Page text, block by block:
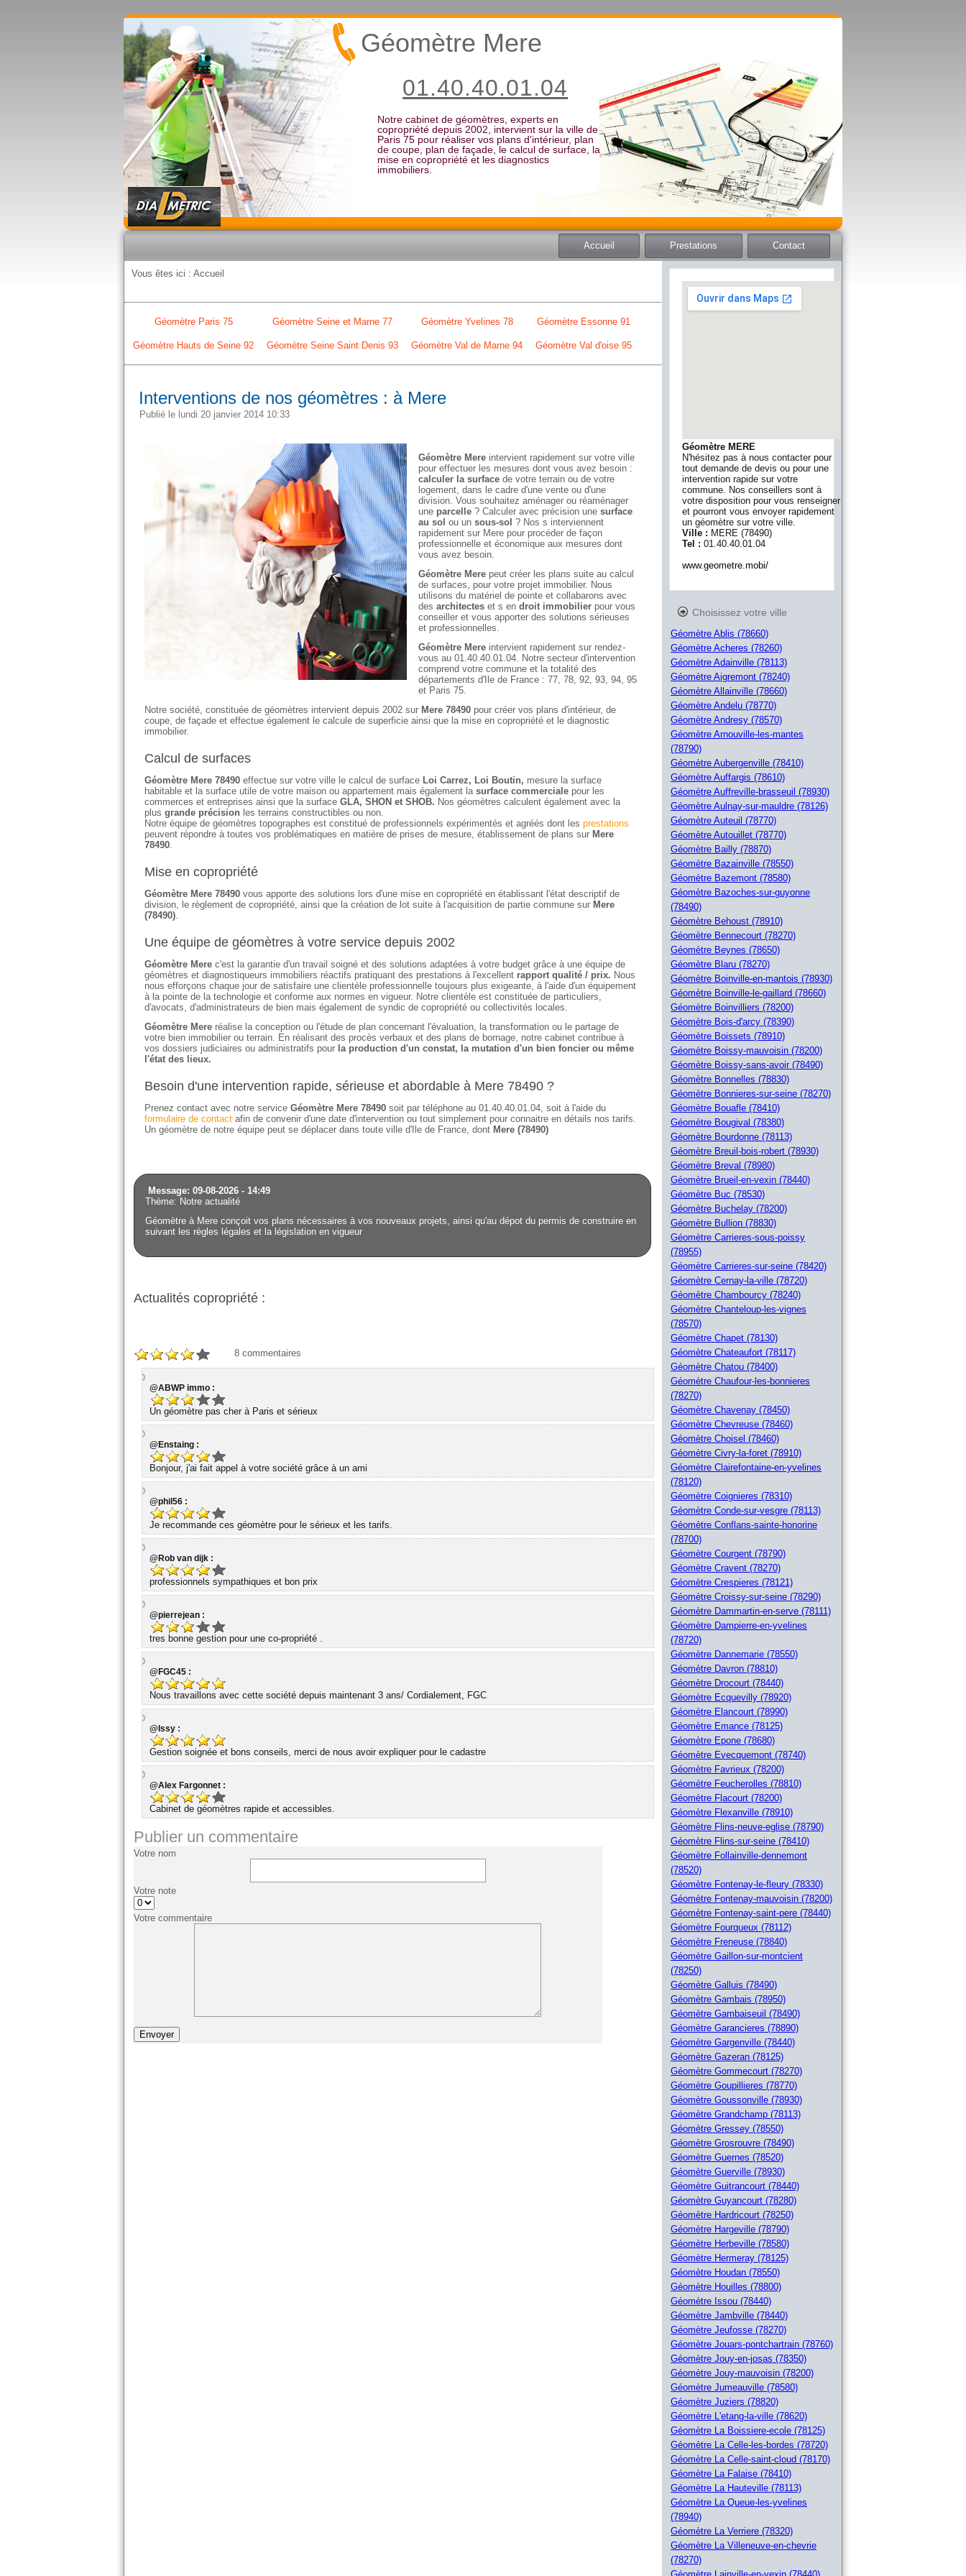
Notre cabinet de géomètres, experts en
copropriété depuis 2002, intervient sur la ville de
Paris 75 pour réaliser vos plans d'intérieur, plan
de coupe, plan de façade, le calcul de surface, la
mise en copropriété et les diagnostics
immobiliers.
Géomètre Mere
01.40.40.01.04
Accueil Prestations Contact
Vous êtes ici : Accueil
Géomètre Paris 75 Géomètre Seine et Marne 77 Géomètre Yvelines 78 Géomètre Essonne 91
Géomètre Hauts de Seine 92 Géomètre Seine Saint Denis 93 Géomètre Val de Marne 94 Géomètre Val d'oise 95
Interventions de nos géomètres : à Mere
Publié le lundi 20 janvier 2014 10:33
Géomètre Mere intervient rapidement sur votre ville
pour effectuer les mesures dont vous avez besoin :
calculer la surface de votre terrain ou de votre
logement, dans le cadre d'une vente ou d'une
division. Vous souhaitez aménager ou réaménager
une parcelle ? Calculer avec précision une surface
au sol ou un sous-sol ? Nos s interviennent
rapidement sur Mere pour procéder de façon
professionnelle et économique aux mesures dont
vous avez besoin.
Géomètre Mere peut créer les plans suite au calcul
de surfaces, pour votre projet immobilier. Nous
utilisons du matériel de pointe et collabarons avec
des architectes et s en droit immobilier pour vous
conseiller et vous apporter des solutions sérieuses
et professionnelles.
Géomètre Mere intervient rapidement sur rendez-
vous au 01.40.40.01.04. Notre secteur d'intervention
comprend votre commune et la totalité des
départements d'Ile de France : 77, 78, 92, 93, 94, 95
et Paris 75.
Notre société, constituée de géomètres intervient depuis 2002 sur Mere 78490 pour créer vos plans d'intérieur, de
coupe, de façade et effectue également le calcule de superficie ainsi que la mise en copropriété et le diagnostic
immobilier.
Calcul de surfaces
Géomètre Mere 78490 effectue sur votre ville le calcul de surface Loi Carrez, Loi Boutin, mesure la surface
habitable et la surface utile de votre maison ou appartement mais également la surface commerciale pour les
commerces et entreprises ainsi que la surface GLA, SHON et SHOB. Nos géomètres calculent également avec la
plus grande précision les terrains constructibles ou non.
Notre équipe de géomètres topographes est constitué de professionnels expérimentés et agréés dont les prestations
peuvent répondre à toutes vos problématiques en matière de prises de mesure, établissement de plans sur Mere
78490.
Mise en copropriété
Géomètre Mere 78490 vous apporte des solutions lors d'une mise en copropriété en établissant l'état descriptif de
division, le règlement de copropriété, ainsi que la création de lot suite à l'acquisition de partie commune sur Mere
(78490).
Une équipe de géomètres à votre service depuis 2002
Géomètre Mere c'est la garantie d'un travail soigné et des solutions adaptées à votre budget grâce à une équipe de
géomètres et diagnostiqueurs immobiliers réactifs pratiquant des prestations à l'excellent rapport qualité / prix. Nous
nous efforçons chaque jour de satisfaire une clientèle professionnelle toujours plus exigeante, à l'aide d'un équipement
à la pointe de la technologie et conforme aux normes en vigueur. Notre clientèle est constituée de particuliers,
d'avocats, d'administrateurs de bien mais également de syndic de copropriété ou collectivités locales.
Géomètre Mere réalise la conception ou l'étude de plan concernant l'évaluation, la transformation ou le partage de
votre bien immobilier ou terrain. En réalisant des procès verbaux et des plans de bornage, notre cabinet contribue à
vos dossiers judiciaires ou administratifs pour la production d'un constat, la mutation d'un bien foncier ou même
l'état des lieux.
Besoin d'une intervention rapide, sérieuse et abordable à Mere 78490 ?
Prenez contact avec notre service Géomètre Mere 78490 soit par téléphone au 01.40.40.01.04, soit à l'aide du
formulaire de contact afin de convenir d'une date d'intervention ou tout simplement pour connaitre en détails nos tarifs.
Un géomètre de notre équipe peut se déplacer dans toute ville d'Ile de France, dont Mere (78490)
Message: 09-08-2026 - 14:49
Thème: Notre actualité
Géomètre à Mere conçoit vos plans nécessaires à vos nouveaux projets, ainsi qu'au dépot du permis de construire en
suivant les règles légales et la législation en vigueur
Actualités copropriété :
8 commentaires
@ABWP immo :
Un géomètre pas cher à Paris et sérieux
@Enstaing :
Bonjour, j'ai fait appel à votre société grâce à un ami
@phil56 :
Je recommande ces géomètre pour le sérieux et les tarifs.
@Rob van dijk :
professionnels sympathiques et bon prix
@pierrejean :
tres bonne gestion pour une co-propriété .
@FGC45 :
Nous travaillons avec cette société depuis maintenant 3 ans/ Cordialement, FGC
@Issy :
Gestion soignée et bons conseils, merci de nous avoir expliquer pour le cadastre
@Alex Fargonnet :
Cabinet de géomètres rapide et accessibles.
Publier un commentaire
Votre nom
Votre note
Votre commentaire
Géomètre MERE
N'hésitez pas à nous contacter pour
tout demande de devis ou pour une
intervention rapide sur votre
commune. Nos conseillers sont à
votre disposition pour vous renseigner
et pourront vous envoyer rapidement
un géomètre sur votre ville.
Ville : MERE (78490)
Tel : 01.40.40.01.04
www.geometre.mobi/
Choisissez votre ville
Géomètre Ablis (78660)
Géomètre Acheres (78260)
Géomètre Adainville (78113)
Géomètre Aigremont (78240)
Géomètre Allainville (78660)
Géomètre Andelu (78770)
Géomètre Andresy (78570)
Géomètre Arnouville-les-mantes
(78790)
Géomètre Aubergenville (78410)
Géomètre Auffargis (78610)
Géomètre Auffreville-brasseuil (78930)
Géomètre Aulnay-sur-mauldre (78126)
Géomètre Auteuil (78770)
Géomètre Autouillet (78770)
Géomètre Bailly (78870)
Géomètre Bazainville (78550)
Géomètre Bazemont (78580)
Géomètre Bazoches-sur-guyonne
(78490)
Géomètre Behoust (78910)
Géomètre Bennecourt (78270)
Géomètre Beynes (78650)
Géomètre Blaru (78270)
Géomètre Boinville-en-mantois (78930)
Géomètre Boinville-le-gaillard (78660)
Géomètre Boinvilliers (78200)
Géomètre Bois-d'arcy (78390)
Géomètre Boissets (78910)
Géomètre Boissy-mauvoisin (78200)
Géomètre Boissy-sans-avoir (78490)
Géomètre Bonnelles (78830)
Géomètre Bonnieres-sur-seine (78270)
Géomètre Bouafle (78410)
Géomètre Bougival (78380)
Géomètre Bourdonne (78113)
Géomètre Breuil-bois-robert (78930)
Géomètre Breval (78980)
Géomètre Brueil-en-vexin (78440)
Géomètre Buc (78530)
Géomètre Buchelay (78200)
Géomètre Bullion (78830)
Géomètre Carrieres-sous-poissy
(78955)
Géomètre Carrieres-sur-seine (78420)
Géomètre Cernay-la-ville (78720)
Géomètre Chambourcy (78240)
Géomètre Chanteloup-les-vignes
(78570)
Géomètre Chapet (78130)
Géomètre Chateaufort (78117)
Géomètre Chatou (78400)
Géomètre Chaufour-les-bonnieres
(78270)
Géomètre Chavenay (78450)
Géomètre Chevreuse (78460)
Géomètre Choisel (78460)
Géomètre Civry-la-foret (78910)
Géomètre Clairefontaine-en-yvelines
(78120)
Géomètre Coignieres (78310)
Géomètre Conde-sur-vesgre (78113)
Géomètre Conflans-sainte-honorine
(78700)
Géomètre Courgent (78790)
Géomètre Cravent (78270)
Géomètre Crespieres (78121)
Géomètre Croissy-sur-seine (78290)
Géomètre Dammartin-en-serve (78111)
Géomètre Dampierre-en-yvelines
(78720)
Géomètre Dannemarie (78550)
Géomètre Davron (78810)
Géomètre Drocourt (78440)
Géomètre Ecquevilly (78920)
Géomètre Elancourt (78990)
Géomètre Emance (78125)
Géomètre Epone (78680)
Géomètre Evecquemont (78740)
Géomètre Favrieux (78200)
Géomètre Feucherolles (78810)
Géomètre Flacourt (78200)
Géomètre Flexanville (78910)
Géomètre Flins-neuve-eglise (78790)
Géomètre Flins-sur-seine (78410)
Géomètre Follainville-dennemont
(78520)
Géomètre Fontenay-le-fleury (78330)
Géomètre Fontenay-mauvoisin (78200)
Géomètre Fontenay-saint-pere (78440)
Géomètre Fourqueux (78112)
Géomètre Freneuse (78840)
Géomètre Gaillon-sur-montcient
(78250)
Géomètre Galluis (78490)
Géomètre Gambais (78950)
Géomètre Gambaiseuil (78490)
Géomètre Garancieres (78890)
Géomètre Gargenville (78440)
Géomètre Gazeran (78125)
Géomètre Gommecourt (78270)
Géomètre Goupillieres (78770)
Géomètre Goussonville (78930)
Géomètre Grandchamp (78113)
Géomètre Gressey (78550)
Géomètre Grosrouvre (78490)
Géomètre Guernes (78520)
Géomètre Guerville (78930)
Géomètre Guitrancourt (78440)
Géomètre Guyancourt (78280)
Géomètre Hardricourt (78250)
Géomètre Hargeville (78790)
Géomètre Herbeville (78580)
Géomètre Hermeray (78125)
Géomètre Houdan (78550)
Géomètre Houilles (78800)
Géomètre Issou (78440)
Géomètre Jambville (78440)
Géomètre Jeufosse (78270)
Géomètre Jouars-pontchartrain (78760)
Géomètre Jouy-en-josas (78350)
Géomètre Jouy-mauvoisin (78200)
Géomètre Jumeauville (78580)
Géomètre Juziers (78820)
Géomètre L'etang-la-ville (78620)
Géomètre La Boissiere-ecole (78125)
Géomètre La Celle-les-bordes (78720)
Géomètre La Celle-saint-cloud (78170)
Géomètre La Falaise (78410)
Géomètre La Hauteville (78113)
Géomètre La Queue-les-yvelines
(78940)
Géomètre La Verriere (78320)
Géomètre La Villeneuve-en-chevrie
(78270)